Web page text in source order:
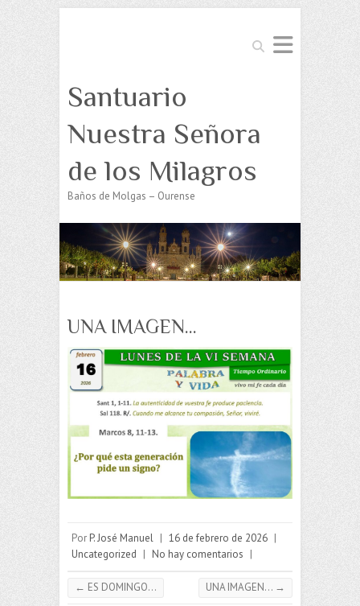
Buscar
Santuario
Nuestra Señora
de los Milagros
Baños de Molgas – Ourense
UNA IMAGEN…
Por P. José Manuel | 16 de febrero de 2026 |
Uncategorized | No hay comentarios |
← ES DOMINGO… UNA IMAGEN… →